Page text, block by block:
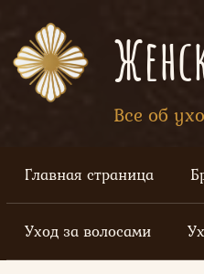
Все об
Главная страница
Уход за волосами